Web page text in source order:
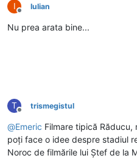
I
Deconectat
Iulian
Nu prea arata bine...
T
Deconectat
trismegistul
@Emeric Filmare tipică
poți face o idee despre stadiul
Noroc de filmările lui Ștef de la